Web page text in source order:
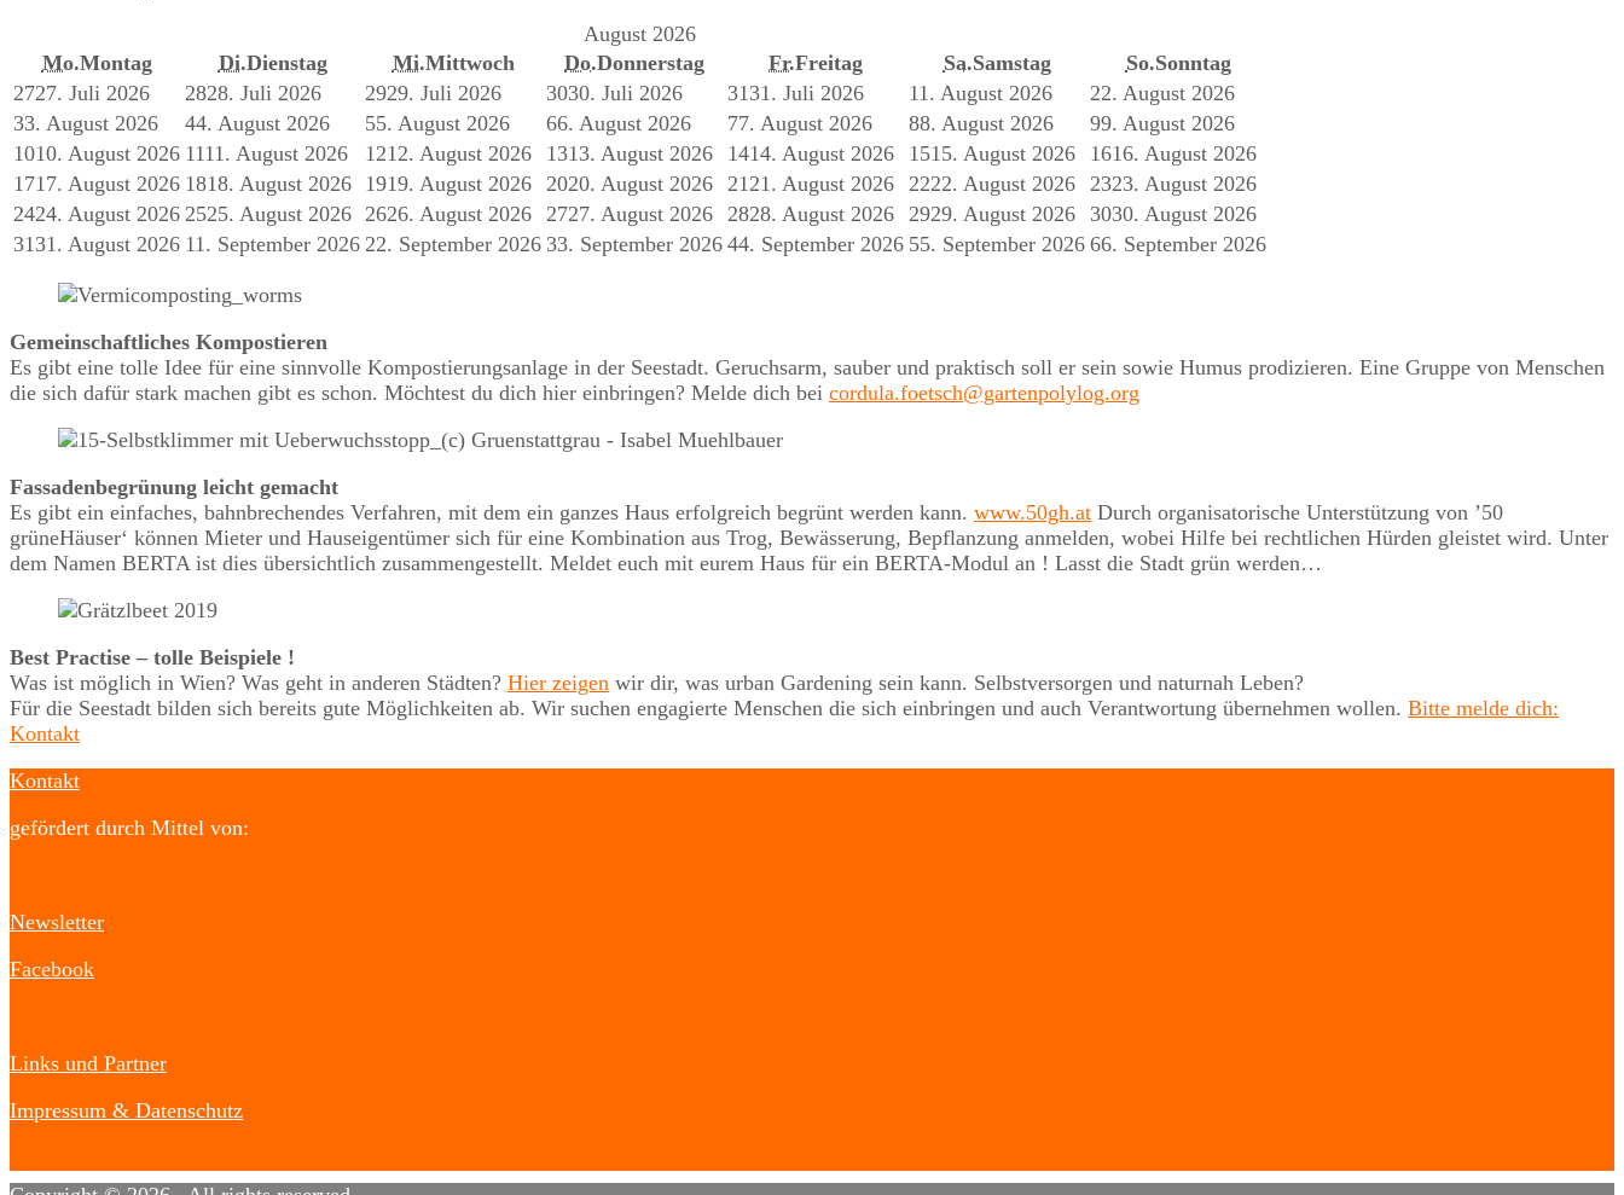
August 2026
Mo.Montag Di.Dienstag Mi.Mittwoch Do.Donnerstag Fr.Freitag Sa.Samstag So.Sonntag
2727. Juli 2026 2828. Juli 2026 2929. Juli 2026 3030. Juli 2026 31 31. Juli 2026 11. August 2026 22. August 2026
33. August 2026 44. August 2026 55. August 2026 66. August 2026 77. August 2026 88. August 2026 99. August 2026
1010. August 2026 1111. August 2026 1212. August 2026 1313. August 2026 1414. August 2026 1515. August 2026 1616. August 2026
1717. August 2026 1818. August 2026 1919. August 2026 2020. August 2026 21 21. August 2026 2222. August 2026 2323. August 2026
2424. August 2026 2525. August 2026 2626. August 2026 2727. August 2026 2828. August 2026 2929. August 2026 3030. August 2026
31 31. August 2026 11. September 2026 22. September 2026 33. September 2026 44. September 2026 55. September 2026 66. September 2026
Gemeinschaftliches Kompostieren
Es gibt eine tolle Idee für eine sinnvolle Kompostierungsanlage in der Seestadt. Geruchsarm, sauber und praktisch soll er sein sowie Humus prodizieren. Eine Gruppe von Menschen
die sich dafür stark machen gibt es schon. Möchtest du dich hier einbringen? Melde dich bei cordula.foetsch@gartenpolylog.org
Fassadenbegrünung leicht gemacht
Es gibt ein einfaches, bahnbrechendes Verfahren, mit dem ein ganzes Haus erfolgreich begrünt werden kann. www.50gh.at Durch organisatorische Unterstützung von ’50
grüneHäuser‘ können Mieter und Hauseigentümer sich für eine Kombination aus Trog, Bewässerung, Bepflanzung anmelden, wobei Hilfe bei rechtlichen Hürden gleistet wird. Unter
dem Namen BERTA ist dies übersichtlich zusammengestellt. Meldet euch mit eurem Haus für ein BERTA-Modul an ! Lasst die Stadt grün werden…
Best Practise – tolle Beispiele !
Was ist möglich in Wien? Was geht in anderen Städten? Hier zeigen wir dir, was urban Gardening sein kann. Selbstversorgen und naturnah Leben?
Für die Seestadt bilden sich bereits gute Möglichkeiten ab. Wir suchen engagierte Menschen die sich einbringen und auch Verantwortung übernehmen wollen. Bitte melde dich:
Kontakt
Kontakt
gefördert durch Mittel von:
Newsletter
Facebook
Links und Partner
Impressum & Datenschutz